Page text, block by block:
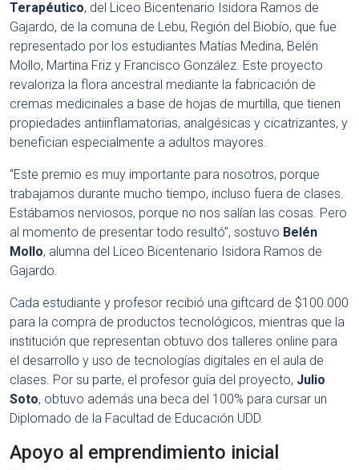
Terapéutico, del Liceo Bicentenario Isidora Ramos de
Gajardo, de la comuna de Lebu, Región del Biobío, que fue
representado por los estudiantes Matías Medina, Belén
Mollo, Martina Friz y Francisco González. Este proyecto
revaloriza la flora ancestral mediante la fabricación de
cremas medicinales a base de hojas de murtilla, que tienen
propiedades antiinflamatorias, analgésicas y cicatrizantes, y
benefician especialmente a adultos mayores.
“Este premio es muy importante para nosotros, porque
trabajamos durante mucho tiempo, incluso fuera de clases.
Estábamos nerviosos, porque no nos salían las cosas. Pero
al momento de presentar todo resultó”, sostuvo Belén
Mollo, alumna del Liceo Bicentenario Isidora Ramos de
Gajardo.
Cada estudiante y profesor recibió una giftcard de $100.000
para la compra de productos tecnológicos, mientras que la
institución que representan obtuvo dos talleres online para
el desarrollo y uso de tecnologías digitales en el aula de
clases. Por su parte, el profesor guía del proyecto, Julio
Soto, obtuvo además una beca del 100% para cursar un
Diplomado de la Facultad de Educación UDD.
Apoyo al emprendimiento inicial